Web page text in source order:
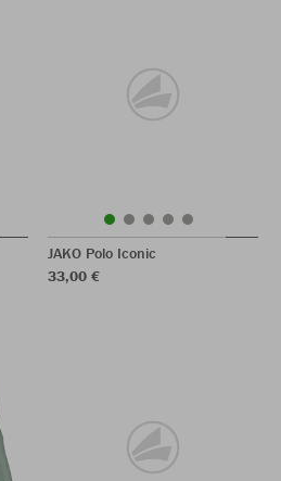
JAKO Polo Iconic
33,00 €